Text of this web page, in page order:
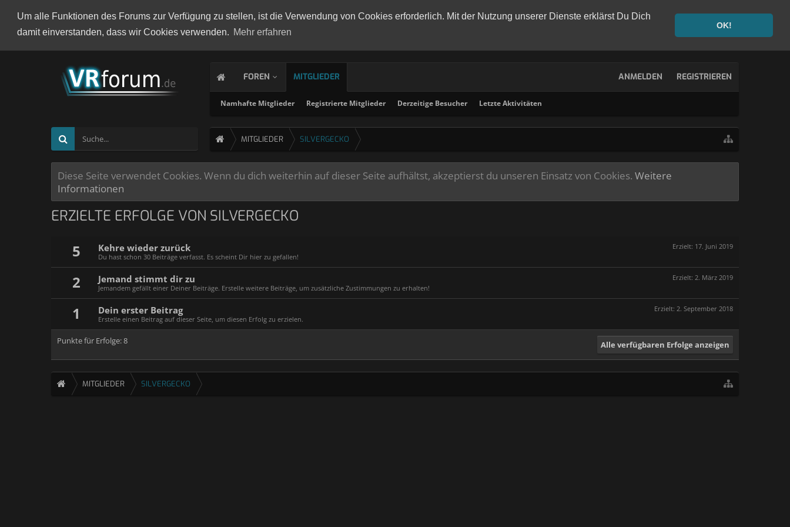
Um alle Funktionen des Forums zur Verfügung zu stellen, ist die Verwendung von Cookies erforderlich. Mit der Nutzung unserer Dienste erklärst Du Dich
damit einverstanden, dass wir Cookies verwenden. Mehr erfahren
OK!
FOREN MITGLIEDER
Namhafte Mitglieder Registrierte Mitglieder Derzeitige Besucher Letzte Aktivitäten
ANMELDEN REGISTRIEREN
MITGLIEDER SILVERGECKO
Diese Seite verwendet Cookies. Wenn du dich weiterhin auf dieser Seite aufhältst, akzeptierst du unseren Einsatz von Cookies. Weitere
Informationen
ERZIELTE ERFOLGE VON SILVERGECKO
5 Erzielt: 17. Juni 2019
Kehre wieder zurück
Du hast schon 30 Beiträge verfasst. Es scheint Dir hier zu gefallen!
2 Erzielt: 2. März 2019
Jemand stimmt dir zu
Jemandem gefällt einer Deiner Beiträge. Erstelle weitere Beiträge, um zusätzliche Zustimmungen zu erhalten!
1 Erzielt: 2. September 2018
Dein erster Beitrag
Erstelle einen Beitrag auf dieser Seite, um diesen Erfolg zu erzielen.
Punkte für Erfolge: 8 Alle verfügbaren Erfolge anzeigen
MITGLIEDER SILVERGECKO